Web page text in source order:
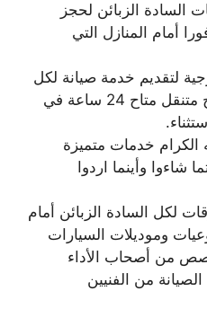
السادة الزبائن لحجز
أمام المنازل التي
لتقديم خدمة صيانة لكل
موديلات السيارات عبر كراج متنقل متاح 24 ساعة في
الكرام خدمات متميزة
شاءوا وأينما اردوا
لكل السادة الزبائن أمام
وموديلات السيارات
من أصحاب الأداء
من الفنيين